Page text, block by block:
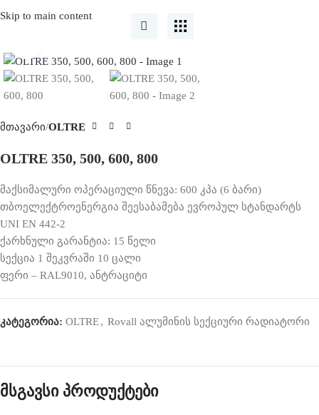
Skip to main content
მთავარი OLTRE
OLTRE 350, 500, 600, 800
მაქსიმალური ოპერაციული წნევა: 600 კპა (6 ბარი)
თბოელექტროენერგია შეესაბამება ევროპულ სტანდარტს
UNI EN 442-2
ქარხნული გარანტია: 15 წელი
სექცია 1 შეკვრაში 10 ცალი
ფერი – RAL9010, ანტრაციტი
კატეგორია: OLTRE, Rovall ალუმინის სექციური რადიატორი
მსგავსი პროდუქტები